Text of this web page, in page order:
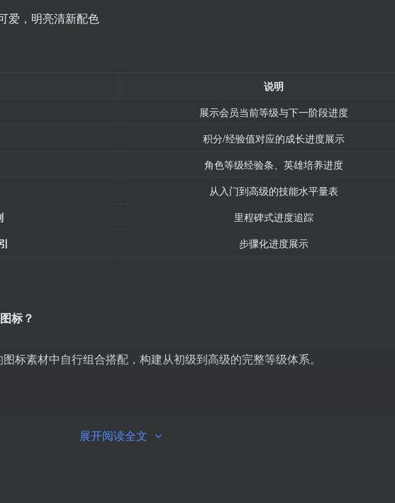
爱，明亮清新配色
说明
展示会员当前等级与下一阶段进度
积分/经验值对应的成长进度展示
角色等级经验条、英雄培养进度
从入门到高级的技能水平量表
里程碑式进度追踪
步骤化进度展示
标？
标素材中自行组合搭配，构建从初级到高级的完整等级体系。
展开阅读全文